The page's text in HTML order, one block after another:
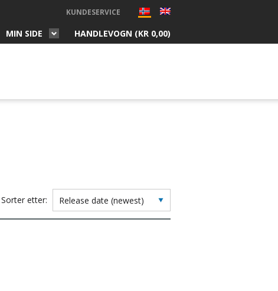
KUNDESERVICE
MIN SIDE HANDLEVOGN (KR 0,00)
Sorter etter: